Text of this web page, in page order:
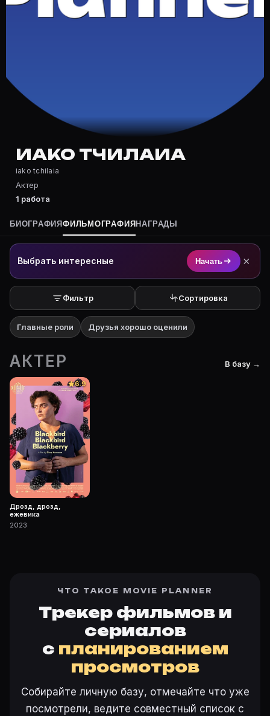
Частые вопросы о Иако Тчилаиа
Полный список — на Movie Planner: https://movie-
Кто такой(ая) Иако Тчилаиа?
Иако Тчилаиа — Актриса. Биография и роли на
Где открыть фильмографию Иако Тчилаиа?
На Movie Planner: https://movie-planner.ru/s/
ИАКО ТЧИЛАИА
iako tchilaia
Актер
1 работа
БИОГРАФИЯФИЛЬМОГРАФИЯ НАГРАДЫ
Выбрать интересные Начать ×
Фильтр Сортировка
Главные роли Друзья хорошо оценили
АКТЕР В базу →
6.9
Дрозд, дрозд,
ежевика
2023
ЧТО ТАКОЕ MOVIE PLANNER
Трекер фильмов и
сериалов
с планированием
просмотров
Собирайте личную базу, отмечайте что уже
посмотрели, ведите совместный список с